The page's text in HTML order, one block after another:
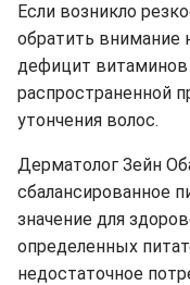
Если возникло
обратить внимание
дефицит витаминов
распространенной
утончения волос.
Дерматолог Зейн
сбалансированное
значение для
определенных
недостаточное